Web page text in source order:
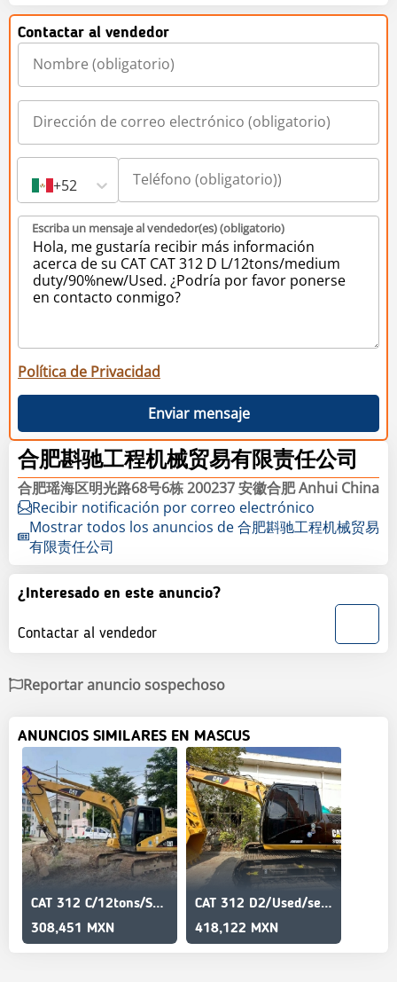
Contactar al vendedor
+52
Escriba un mensaje al vendedor(es) (obligatorio)
Política de Privacidad
Enviar mensaje
合肥斟驰工程机械贸易有限责任公司
合肥瑶海区明光路68号6栋 200237 安徽合肥 Anhui China
Recibir notificación por correo electrónico
Mostrar todos los anuncios de 合肥斟驰工程机械贸易
有限责任公司
¿Interesado en este anuncio?
Contactar al vendedor
Reportar anuncio sospechoso
ANUNCIOS SIMILARES EN MASCUS
CAT 312 C/12tons/Short tail
308,451 MXN
CAT 312 D2/Used/secondhand/Quality assured
418,122 MXN